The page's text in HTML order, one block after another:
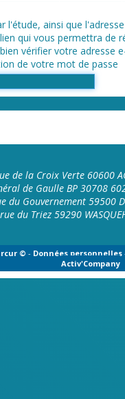
l'étude, ainsi que
qui vous permettra de
vérifier votre adresse
de votre mot de passe
de la Croix Verte 60600
de Gaulle BP 30708
du Gouvernement 59500
du Triez 59290
© - Données personnelles
Activ'Company